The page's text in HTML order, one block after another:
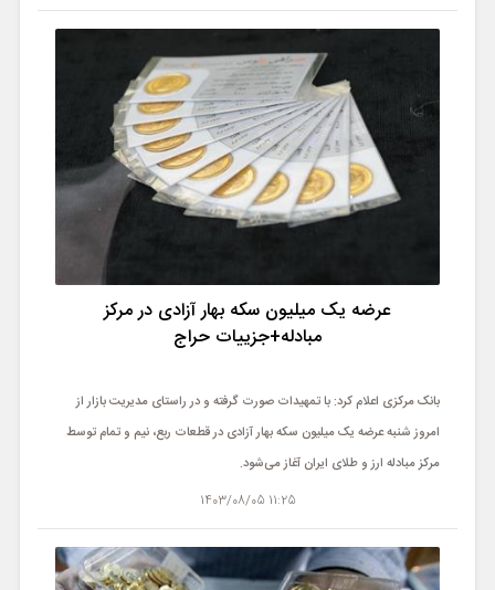
عرضه یک میلیون سکه بهار آزادی در مرکز
مبادله+جزییات حراج
بانک مرکزی اعلام کرد: با تمهیدات صورت گرفته و در راستای مدیریت بازار از
امروز شنبه عرضه یک میلیون سکه بهار آزادی در قطعات ربع، نیم و تمام توسط
مرکز مبادله ارز و طلای ایران آغاز می‌شود.
11:25 1403/08/05